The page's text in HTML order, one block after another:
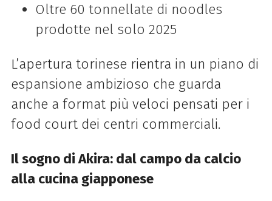
Oltre 60 tonnellate di noodles
prodotte nel solo 2025
L’apertura torinese rientra in un piano di
espansione ambizioso che guarda
anche a format più veloci pensati per i
food court dei centri commerciali.
Il sogno di Akira: dal campo da calcio
alla cucina giapponese